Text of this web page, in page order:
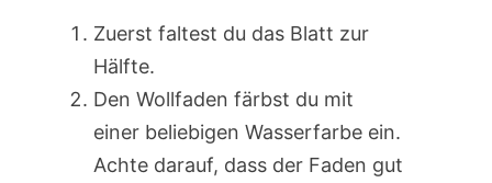
Zuerst faltest du das Blatt zur
Hälfte.
Den Wollfaden färbst du mit
einer beliebigen Wasserfarbe ein.
Achte darauf, dass der Faden gut